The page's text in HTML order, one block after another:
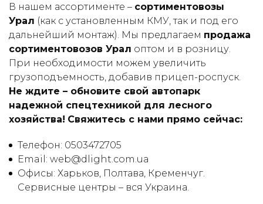
В нашем ассортименте – сортиментовозы
Урал (как с установленным КМУ, так и под его
дальнейший монтаж). Мы предлагаем продажа
сортиментовозов Урал оптом и в розницу.
При необходимости можем увеличить
грузоподъемность, добавив прицеп-роспуск.
Не ждите – обновите свой автопарк
надежной спецтехникой для лесного
хозяйства! Свяжитесь с нами прямо сейчас:
Телефон: 0503472705
Email: web@dlight.com.ua
Офисы: Харьков, Полтава, Кременчуг.
Сервисные центры – вся Украина.